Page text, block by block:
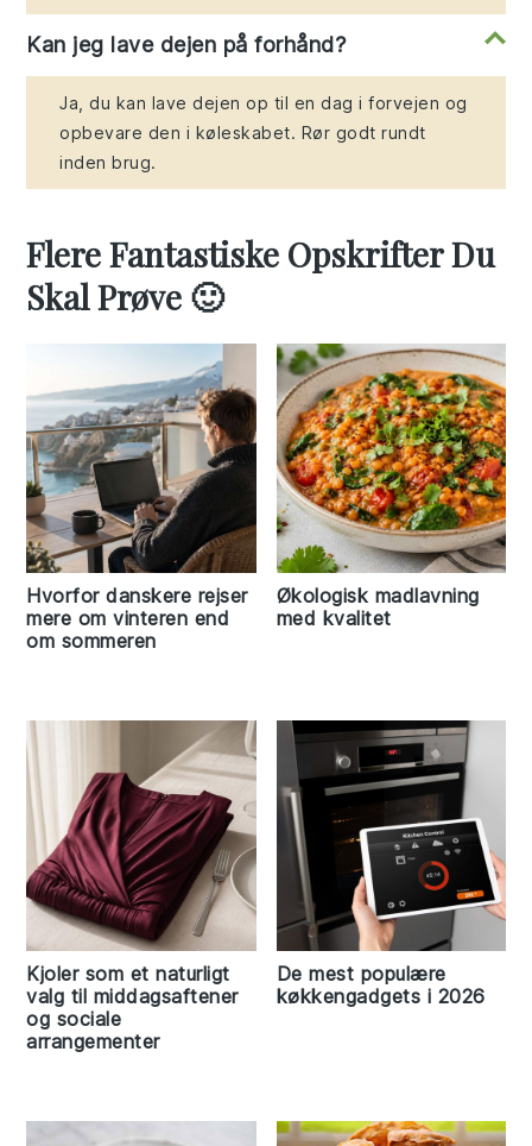
Kan jeg lave dejen på forhånd?
Ja, du kan lave dejen op til en dag i forvejen og
opbevare den i køleskabet. Rør godt rundt
inden brug.
Flere Fantastiske Opskrifter Du
Skal Prøve 🙂
Hvorfor danskere rejser
mere om vinteren end
om sommeren
Økologisk madlavning
med kvalitet
Kjoler som et naturligt
valg til middagsaftener
og sociale
arrangementer
De mest populære
køkkengadgets i 2026